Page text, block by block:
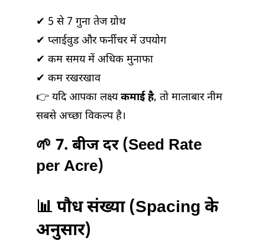
✔ 5 से 7 गुना तेज ग्रोथ
✔ प्लाईवुड और फर्नीचर में उपयोग
✔ कम समय में अधिक मुनाफा
✔ कम रखरखाव
👉 यदि आपका लक्ष्यकमाई है, तो मालाबार नीम
सबसे अच्छा विकल्प है।
🌱 7. बीज दर (Seed Rate
per Acre)
📊 पौध संख्या (Spacing के
अनुसार)